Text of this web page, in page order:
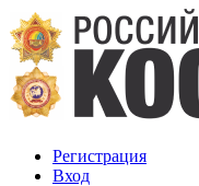
Регистрация
Вход